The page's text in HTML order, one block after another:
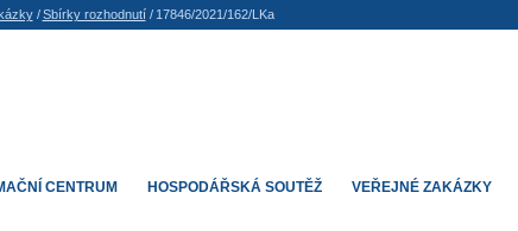
CENTRUM HOSPODÁŘSKÁ SOUTĚŽ VEŘEJNÉ ZAKÁZKY
/ Sbírky rozhodnutí/ 17846/2021/162/LKa